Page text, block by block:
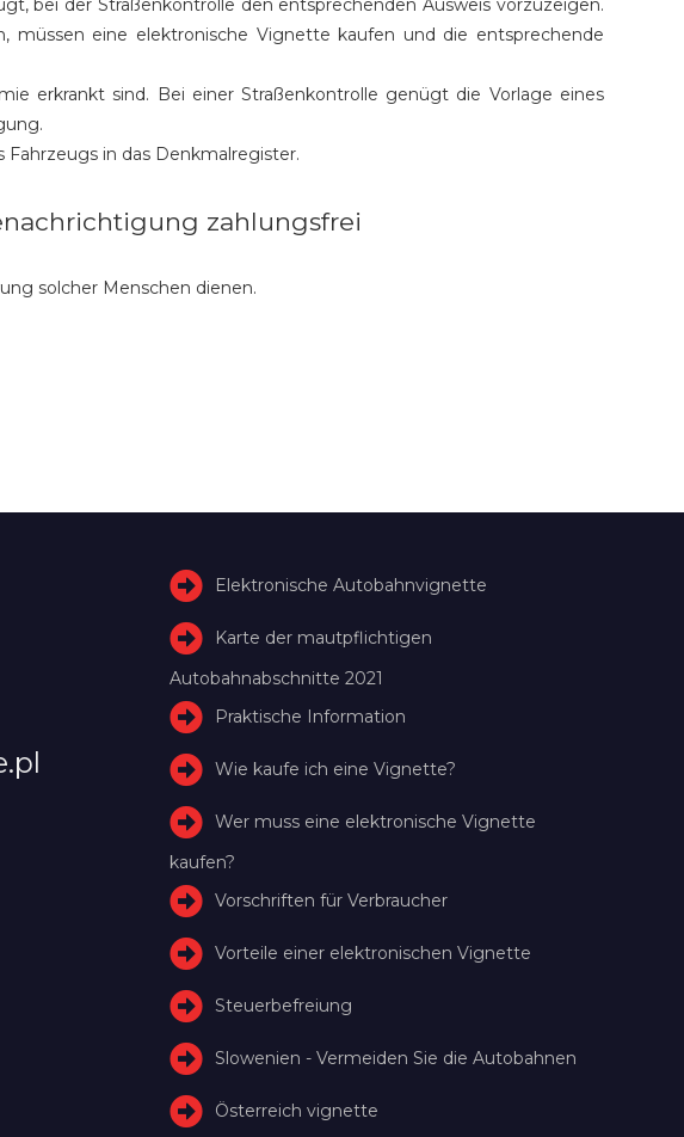
bei der Straßenkontrolle den entsprechenden Ausweis vorzuzeigen.
müssen eine elektronische Vignette kaufen und die entsprechende
erkrankt sind. Bei einer Straßenkontrolle genügt die Vorlage eines
in das Denkmalregister.
zahlungsfrei
solcher Menschen dienen.
Elektronische Autobahnvignette
Karte der mautpflichtigen
Autobahnabschnitte 2021
Praktische Information
Wie kaufe ich eine Vignette?
Wer muss eine elektronische Vignette
kaufen?
Vorschriften für Verbraucher
Vorteile einer elektronischen Vignette
Steuerbefreiung
Slowenien - Vermeiden Sie die Autobahnen
Österreich vignette